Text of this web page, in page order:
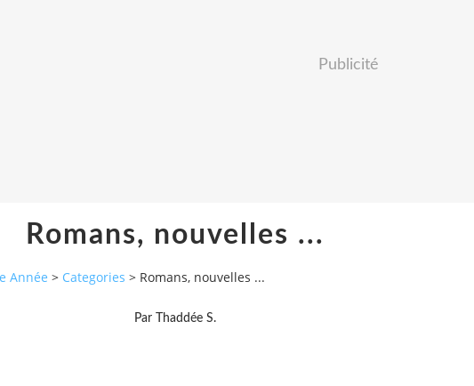
Publicité
Romans, nouvelles ...
Année > Categories > Romans, nouvelles ...
Par Thaddée S.